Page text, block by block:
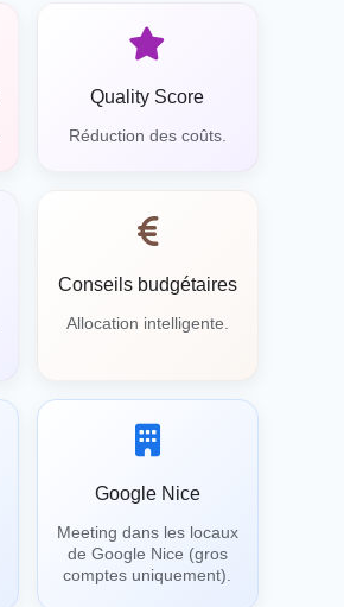
Quality Score
Réduction des coûts.
Conseils budgétaires
Allocation intelligente.
Google Nice
Meeting dans les locaux
de Google Nice (gros
comptes uniquement).